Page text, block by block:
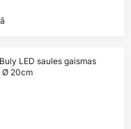
LED saules gaismas
Ø 20cm